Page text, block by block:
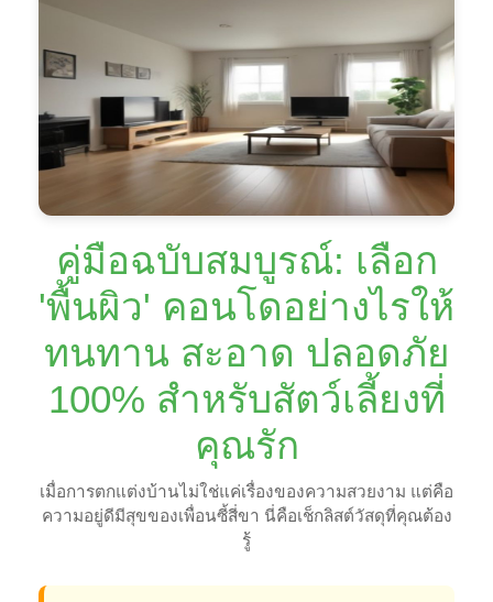
คู่มือฉบับสมบูรณ์: เลือก
'พื้นผิว' คอนโดอย่างไรให้
ทนทาน สะอาด ปลอดภัย
100% สำหรับสัตว์เลี้ยงที่
คุณรัก
เมื่อการตกแต่งบ้านไม่ใช่แค่เรื่องของความสวยงาม แต่คือ
ความอยู่ดีมีสุขของเพื่อนซี้สี่ขา นี่คือเช็กลิสต์วัสดุที่คุณต้อง
รู้